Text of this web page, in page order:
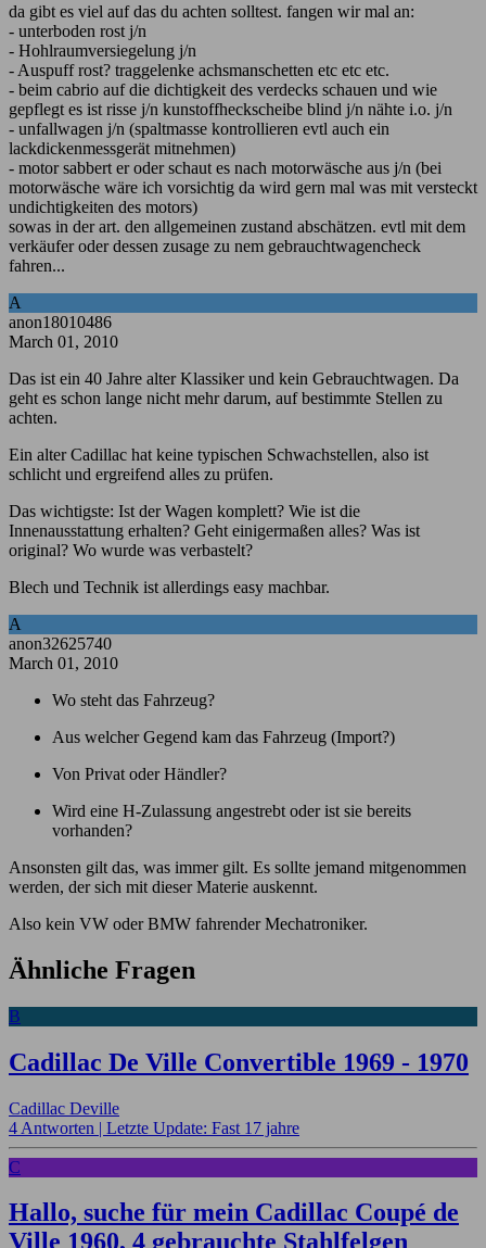
da gibt es viel auf das du achten solltest. fangen wir mal an:
- unterboden rost j/n
- Hohlraumversiegelung j/n
- Auspuff rost? traggelenke achsmanschetten etc etc etc.
- beim cabrio auf die dichtigkeit des verdecks schauen und wie
gepflegt es ist risse j/n kunstoffheckscheibe blind j/n nähte i.o. j/n
- unfallwagen j/n (spaltmasse kontrollieren evtl auch ein
lackdickenmessgerät mitnehmen)
- motor sabbert er oder schaut es nach motorwäsche aus j/n (bei
motorwäsche wäre ich vorsichtig da wird gern mal was mit versteckt
undichtigkeiten des motors)
sowas in der art. den allgemeinen zustand abschätzen. evtl mit dem
verkäufer oder dessen zusage zu nem gebrauchtwagencheck
fahren...
A
anon18010486
March 01, 2010
Das ist ein 40 Jahre alter Klassiker und kein Gebrauchtwagen. Da
geht es schon lange nicht mehr darum, auf bestimmte Stellen zu
achten.
Ein alter Cadillac hat keine typischen Schwachstellen, also ist
schlicht und ergreifend alles zu prüfen.
Das wichtigste: Ist der Wagen komplett? Wie ist die
Innenausstattung erhalten? Geht einigermaßen alles? Was ist
original? Wo wurde was verbastelt?
Blech und Technik ist allerdings easy machbar.
A
anon32625740
March 01, 2010
Wo steht das Fahrzeug?
Aus welcher Gegend kam das Fahrzeug (Import?)
Von Privat oder Händler?
Wird eine H-Zulassung angestrebt oder ist sie bereits
vorhanden?
Ansonsten gilt das, was immer gilt. Es sollte jemand mitgenommen
werden, der sich mit dieser Materie auskennt.
Also kein VW oder BMW fahrender Mechatroniker.
Ähnliche Fragen
B
Cadillac De Ville Convertible 1969 - 1970
Cadillac Deville
4 Antworten | Letzte Update: Fast 17 jahre
C
Hallo, suche für mein Cadillac Coupé de
Ville 1960, 4 gebrauchte Stahlfelgen